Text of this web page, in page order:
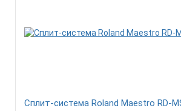
Сплит-система Roland Maestro RD-